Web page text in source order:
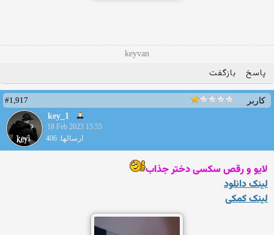
keyvan
پاسخ بازگفت
کاربر
#1,917
key_1
18 Feb 2023 15:55
ارسالها: 406
لایو و رقص سکسی دختر جذاب
لینک دانلود
لینک کمکی